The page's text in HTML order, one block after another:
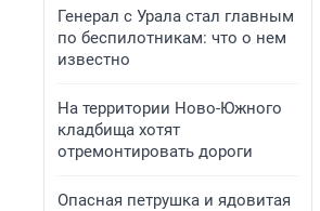
Генерал с Урала стал главным
по беспилотникам: что о нем
известно
На территории Ново-Южного
кладбища хотят
отремонтировать дороги
Опасная петрушка и ядовитая